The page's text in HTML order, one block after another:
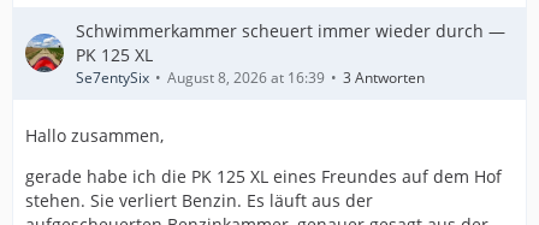
Schwimmerkammer scheuert immer wieder durch —
PK 125 XL
Se7entySix August 8, 2026 at 16:39 3 Antworten
Hallo zusammen,
gerade habe ich die PK 125 XL eines Freundes auf dem Hof
stehen. Sie verliert Benzin. Es läuft aus der